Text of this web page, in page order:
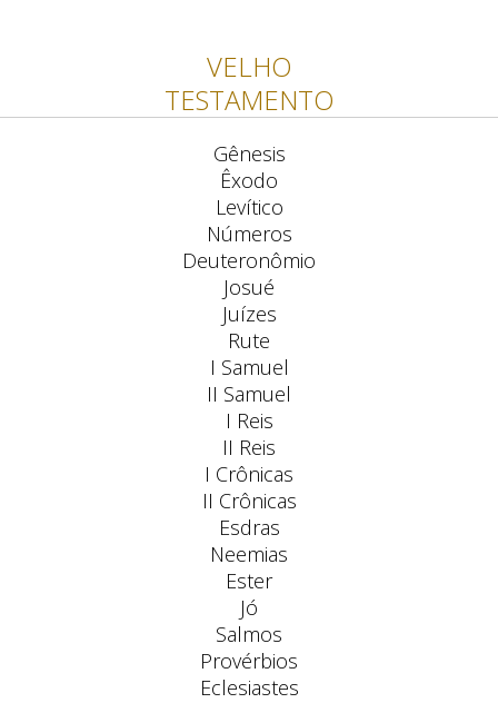
VELHO
TESTAMENTO
Gênesis
Êxodo
Levítico
Números
Deuteronômio
Josué
Juízes
Rute
I Samuel
II Samuel
I Reis
II Reis
I Crônicas
II Crônicas
Esdras
Neemias
Ester
Jó
Salmos
Provérbios
Eclesiastes